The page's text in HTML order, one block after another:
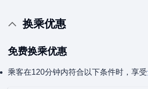
换乘优惠
免费换乘优惠
乘客在120分钟内符合以下条件时，享受